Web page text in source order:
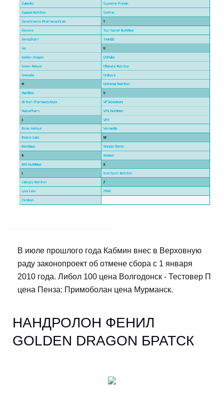
В июле прошлого года Кабмин внес в Верховную
раду законопроект об отмене сбора с 1 января
2010 года. Либол 100 цена Волгодонск - Тестовер П
цена Пенза: Примоболан цена Мурманск.
НАНДРОЛОН ФЕНИЛ
GOLDEN DRAGON БРАТСК